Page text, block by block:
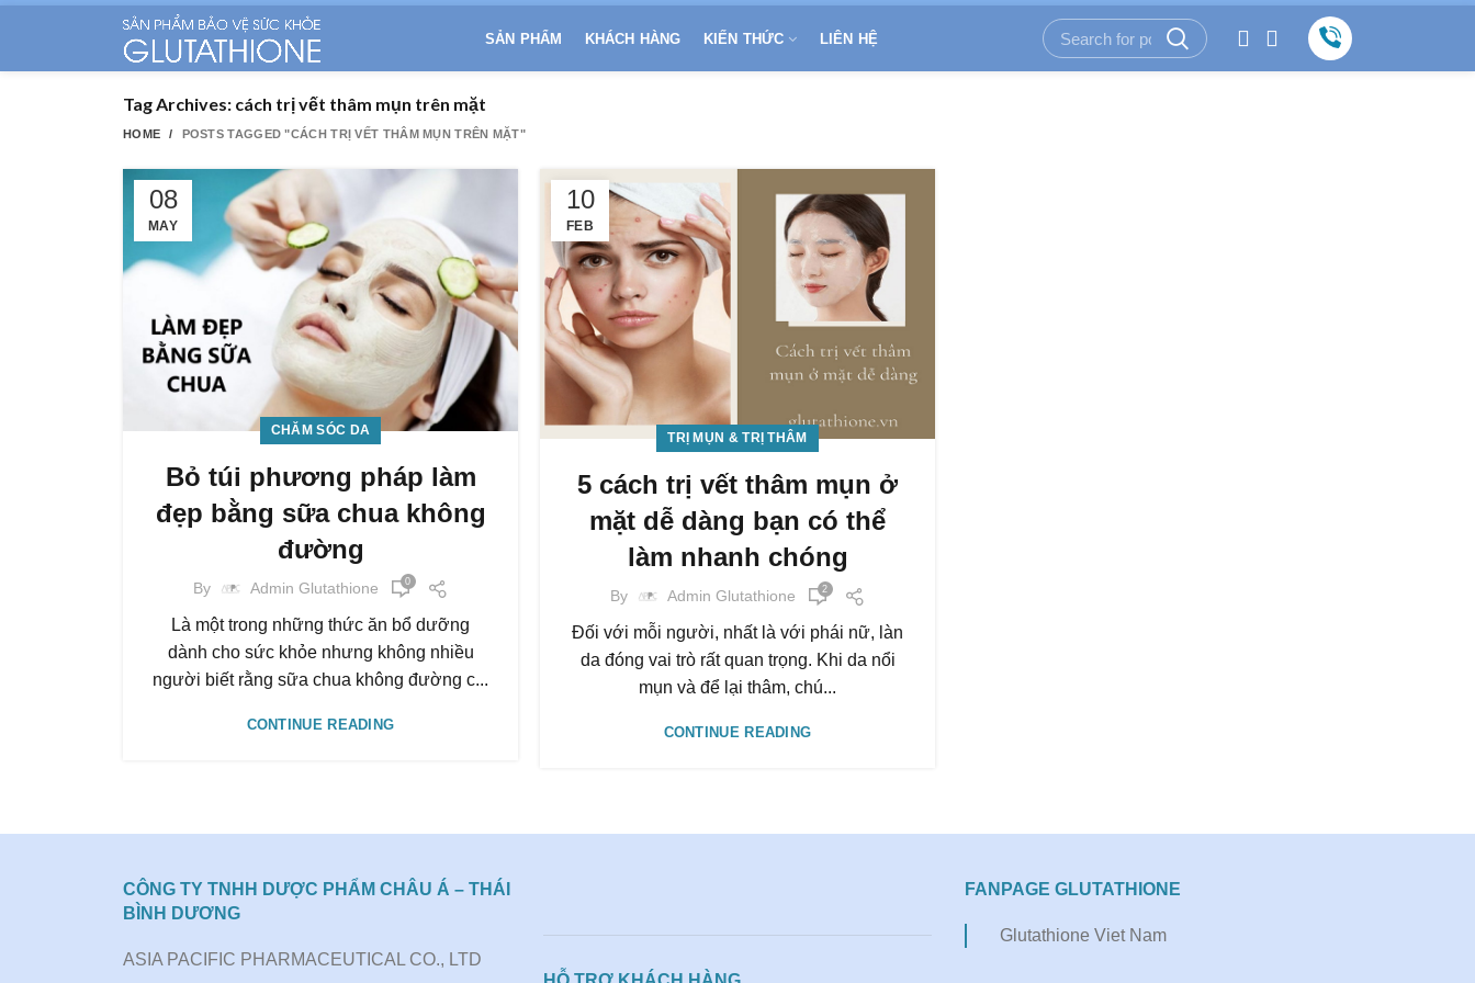
SẢN PHẨM KHÁCH HÀNG KIẾN THỨC LIÊN HỆ
Tag Archives: cách trị vết thâm mụn trên mặt
HOME POSTS TAGGED "CÁCH TRỊ VẾT THÂM MỤN TRÊN MẶT"
08
MAY
CHĂM SÓC DA
Bỏ túi phương pháp làm
đẹp bằng sữa chua không
đường
By Admin Glutathione 0
Là một trong những thức ăn bổ dưỡng
dành cho sức khỏe nhưng không nhiều
người biết rằng sữa chua không đường c...
CONTINUE READING
10
FEB
TRỊ MỤN & TRỊ THÂM
5 cách trị vết thâm mụn ở
mặt dễ dàng bạn có thể
làm nhanh chóng
By Admin Glutathione 2
Đối với mỗi người, nhất là với phái nữ, làn
da đóng vai trò rất quan trọng. Khi da nổi
mụn và để lại thâm, chú...
CONTINUE READING
CÔNG TY TNHH DƯỢC PHẨM CHÂU Á – THÁI
BÌNH DƯƠNG
ASIA PACIFIC PHARMACEUTICAL CO., LTD
FANPAGE GLUTATHIONE
Glutathione Viet Nam